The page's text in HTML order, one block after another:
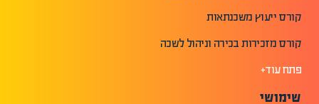
קורס ייעוץ משכנתאות
קורס מזכירות בכירה וניהול לשכה
פתח עוד+
שימושי